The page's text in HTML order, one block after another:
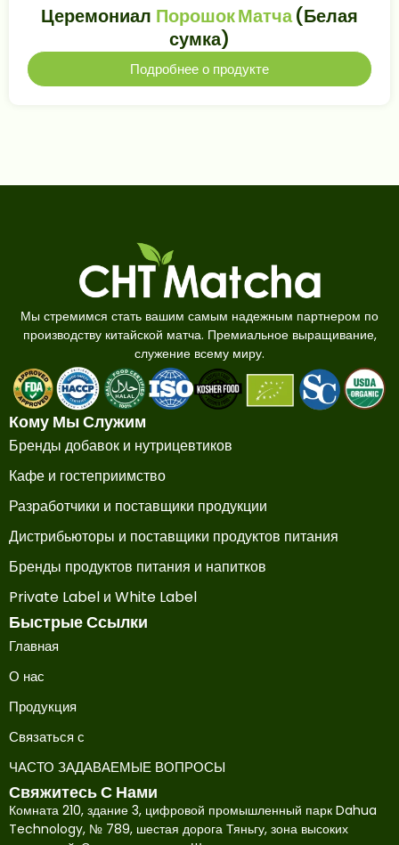
Церемониал Порошок Матча(Белая
сумка)
Подробнее о продукте
Мы стремимся стать вашим самым надежным партнером по
производству китайской матча. Премиальное выращивание,
служение всему миру.
Кому Мы Служим
Бренды добавок и нутрицевтиков
Кафе и гостеприимство
Разработчики и поставщики продукции
Дистрибьюторы и поставщики продуктов питания
Бренды продуктов питания и напитков
Private Label и White Label
Быстрые Ссылки
Главная
О нас
Продукция
Связаться с
ЧАСТО ЗАДАВАЕМЫЕ ВОПРОСЫ
Свяжитесь С Нами
Комната 210, здание 3, цифровой промышленный парк Dahua
Technology, № 789, шестая дорога Тяньгу, зона высоких